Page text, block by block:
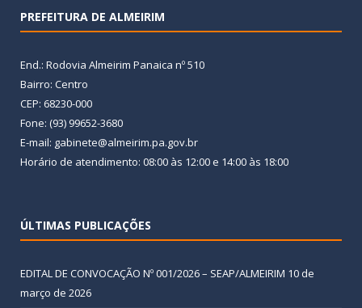
PREFEITURA DE ALMEIRIM
End.: Rodovia Almeirim Panaica nº 510
Bairro: Centro
CEP: 68230-000
Fone: (93) 99652-3680
E-mail: gabinete@almeirim.pa.gov.br
Horário de atendimento: 08:00 às 12:00 e 14:00 às 18:00
ÚLTIMAS PUBLICAÇÕES
EDITAL DE CONVOCAÇÃO Nº 001/2026 – SEAP/ALMEIRIM 10 de
março de 2026